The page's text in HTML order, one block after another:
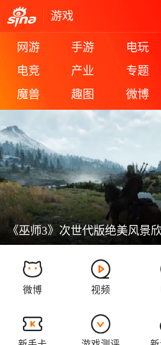
游戏
网游 手游 电玩
电竞
产业 专题
魔兽
趣图 微博
《巫师3》次世代版绝美风景